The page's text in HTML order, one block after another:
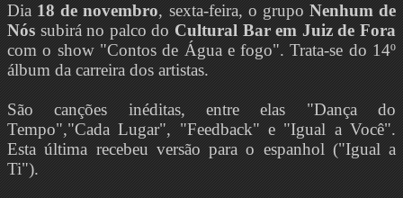
Dia 18 de novembro, sexta-feira, o grupo Nenhum de
Nós subirá no palco do Cultural Bar em Juiz de Fora
com o show "Contos de Água e fogo". Trata-se do 14º
álbum da carreira dos artistas.
São canções inéditas, entre elas "Dança do
Tempo","Cada Lugar", "Feedback" e "Igual a Você".
Esta última recebeu versão para o espanhol ("Igual a
Ti").